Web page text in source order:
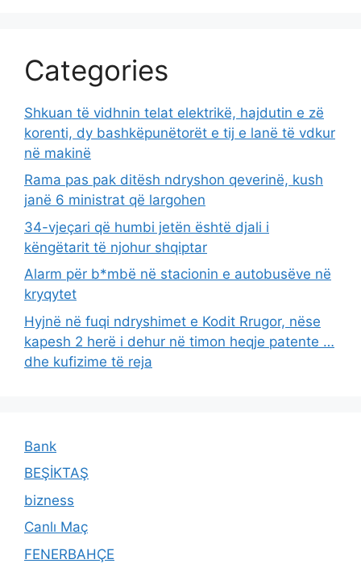
Categories
Shkuan të vidhnin telat elektrikë, hajdutin e zë
korenti, dy bashkëpunëtorët e tij e lanë të vdkur
në makinë
Rama pas pak ditësh ndryshon qeverinë, kush
janë 6 ministrat që largohen
34-vjeçari që humbi jetën është djali i
këngëtarit të njohur shqiptar
Alarm për b*mbë në stacionin e autobusëve në
kryqytet
Hyjnë në fuqi ndryshimet e Kodit Rrugor, nëse
kapesh 2 herë i dehur në timon heqje patente …
dhe kufizime të reja
Bank
BEŞİKTAŞ
bizness
Canlı Maç
FENERBAHÇE